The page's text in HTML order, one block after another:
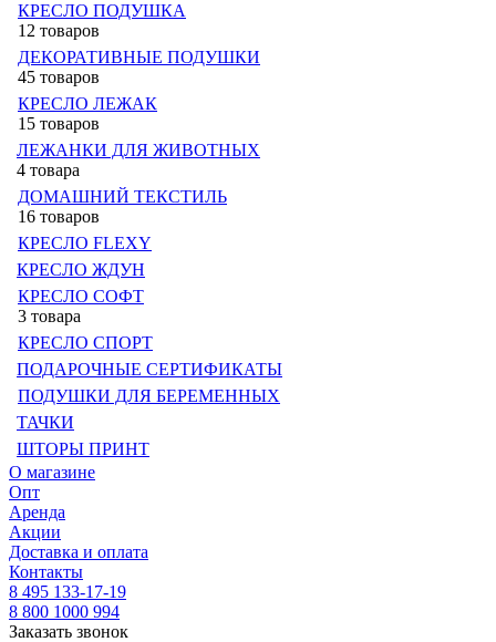
КРЕСЛО ПОДУШКА
12 товаров
ДЕКОРАТИВНЫЕ ПОДУШКИ
45 товаров
КРЕСЛО ЛЕЖАК
15 товаров
ЛЕЖАНКИ ДЛЯ ЖИВОТНЫХ
4 товара
ДОМАШНИЙ ТЕКСТИЛЬ
16 товаров
КРЕСЛО FLEXY
КРЕСЛО ЖДУН
КРЕСЛО СОФТ
3 товара
КРЕСЛО СПОРТ
ПОДАРОЧНЫЕ СЕРТИФИКАТЫ
ПОДУШКИ ДЛЯ БЕРЕМЕННЫХ
ТАЧКИ
ШТОРЫ ПРИНТ
О магазине
Опт
Аренда
Акции
Доставка и оплата
Контакты
8 495 133-17-19
8 800 1000 994
Заказать звонок